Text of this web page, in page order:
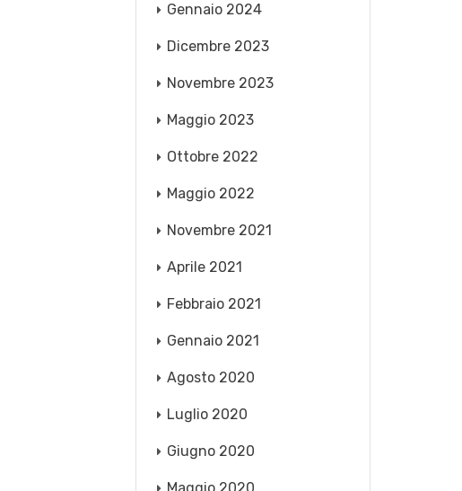
Gennaio 2024
Dicembre 2023
Novembre 2023
Maggio 2023
Ottobre 2022
Maggio 2022
Novembre 2021
Aprile 2021
Febbraio 2021
Gennaio 2021
Agosto 2020
Luglio 2020
Giugno 2020